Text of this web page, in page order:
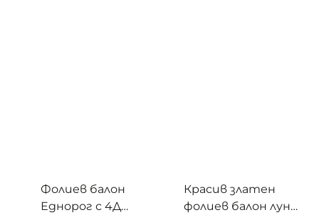
Фолиев балон
Еднорог с 4Д
Красив златен
фолиев балон луна